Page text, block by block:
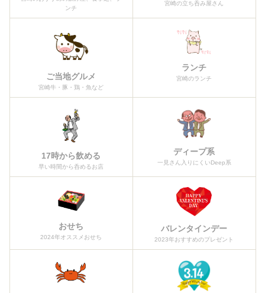
ンチ
宮崎の立ち呑み屋さん
ご当地グルメ
宮崎牛・豚・鶏・魚など
ランチ
宮崎のランチ
17時から飲める
早い時間から呑めるお店
ディープ系
一見さん入りにくいDeep系
おせち
2024年オススメおせち
バレンタインデー
2023年おすすめのプレゼント